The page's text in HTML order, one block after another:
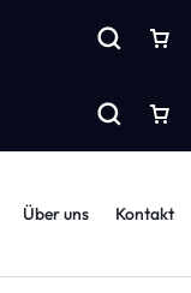
Über uns Kontakt